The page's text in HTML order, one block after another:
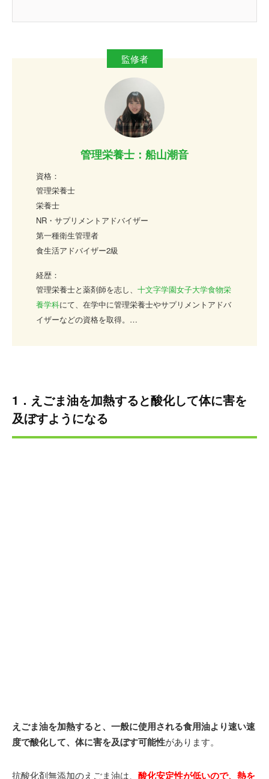
管理栄養士：船山潮音
資格：
管理栄養士
栄養士
NR・サプリメントアドバイザー
第一種衛生管理者
食生活アドバイザー2級
経歴：
管理栄養士と薬剤師を志し、 十文字学園女子大学食物栄
養学科にて、在学中に管理栄養士やサプリメントアドバ
イザーなどの資格を取得。
識も深めたいという強い思いで、管理栄養士やサプリメ
ントアドバイザーなどの資格を活かしながら精力的に活
動中。現在も食や健康、サプリについて日々勉強に励ん
でいる。
1．えごま油を加熱すると酸化して体に害を
及ぼすようになる
えごま油を加熱すると、一般に使用される食用油より速い速
度で酸化して、体に害を及ぼす可能性があります。
抗酸化剤無添加のえごま油は、 酸化安定性が低いので、熱を